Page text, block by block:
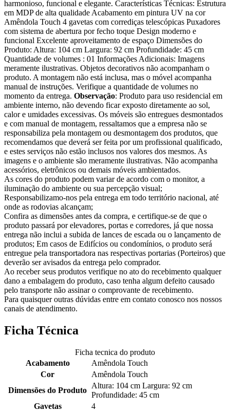
harmonioso, funcional e elegante. Características Técnicas: Estrutura
em MDP de alta qualidade Acabamento em pintura UV na cor
Amêndola Touch 4 gavetas com corrediças telescópicas Puxadores
com sistema de abertura por fecho toque Design moderno e
funcional Excelente aproveitamento de espaço Dimensões do
Produto: Altura: 104 cm Largura: 92 cm Profundidade: 45 cm
Quantidade de volumes : 01 Informações Adicionais: Imagens
meramente ilustrativas. Objetos decorativos não acompanham o
produto. A montagem não está inclusa, mas o móvel acompanha
manual de instruções. Verifique a quantidade de volumes no
momento da entrega. Observação: Produto para uso residencial em
ambiente interno, não devendo ficar exposto diretamente ao sol,
calor e umidades excessivas. Os móveis são entregues desmontados
e com manual de montagem, ressaltamos que a empresa não se
responsabiliza pela montagem ou desmontagem dos produtos, que
recomendamos que deverá ser feita por um profissional qualificado,
e estes serviços não estão inclusos nos valores dos mesmos. As
imagens e o ambiente são meramente ilustrativas. Não acompanha
acessórios, eletrônicos ou demais móveis ambientados.
As cores do produto podem variar de acordo com o monitor, a
iluminação do ambiente ou sua percepção visual;
Responsabilizamo-nos pela entrega em todo território nacional, até
onde as rodovias alcançam;
Confira as dimensões antes da compra, e certifique-se de que o
produto passará por elevadores, portas e corredores, já que nossa
entrega não inclui a subida de lances de escada ou o lançamento de
produtos; Em casos de Edifícios ou condomínios, o produto será
entregue pela transportadora nas respectivas portarias (Porteiros) que
deverão ser avisados da entrega pelo comprador.
Ao receber seus produtos verifique no ato do recebimento qualquer
dano a embalagem do produto, caso tenha algum defeito causado
pelo transporte não assinar o comprovante de recebimento.
Para quaisquer outras dúvidas entre em contato conosco nos nossos
canais de atendimento.
Ficha Técnica
Ficha tecnica do produto
Acabamento
Amêndola Touch
Cor
Amêndola Touch
Dimensões do Produto
Altura: 104 cm Largura: 92 cm
Profundidade: 45 cm
Gavetas
4